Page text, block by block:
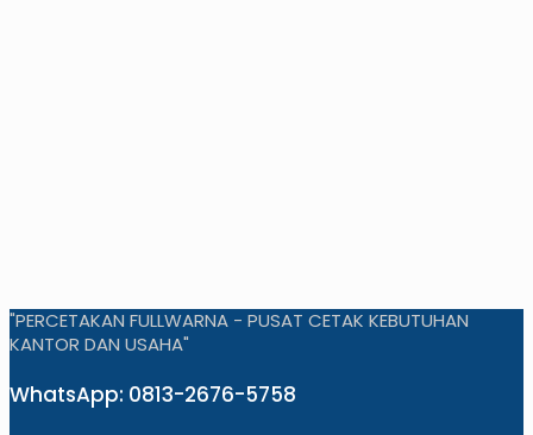
"PERCETAKAN FULLWARNA - PUSAT CETAK KEBUTUHAN
KANTOR DAN USAHA"
WhatsApp: 0813-2676-5758